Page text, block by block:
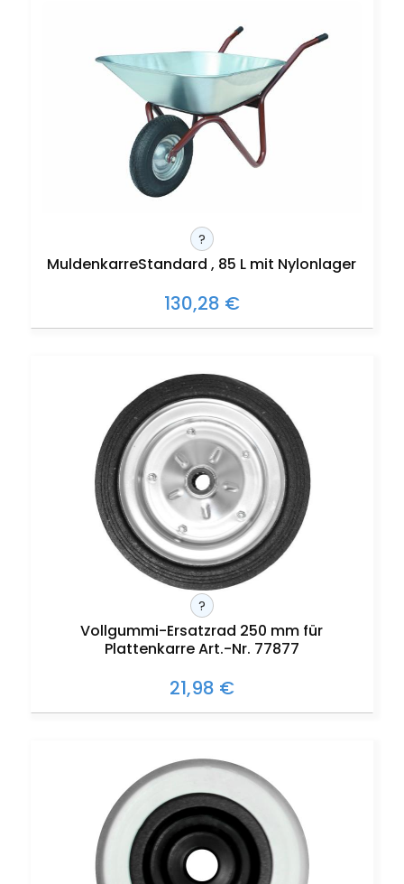
?
MuldenkarreStandard , 85 L mit Nylonlager
130,28 €
?
Vollgummi-Ersatzrad 250 mm für
Plattenkarre Art.-Nr. 77877
21,98 €